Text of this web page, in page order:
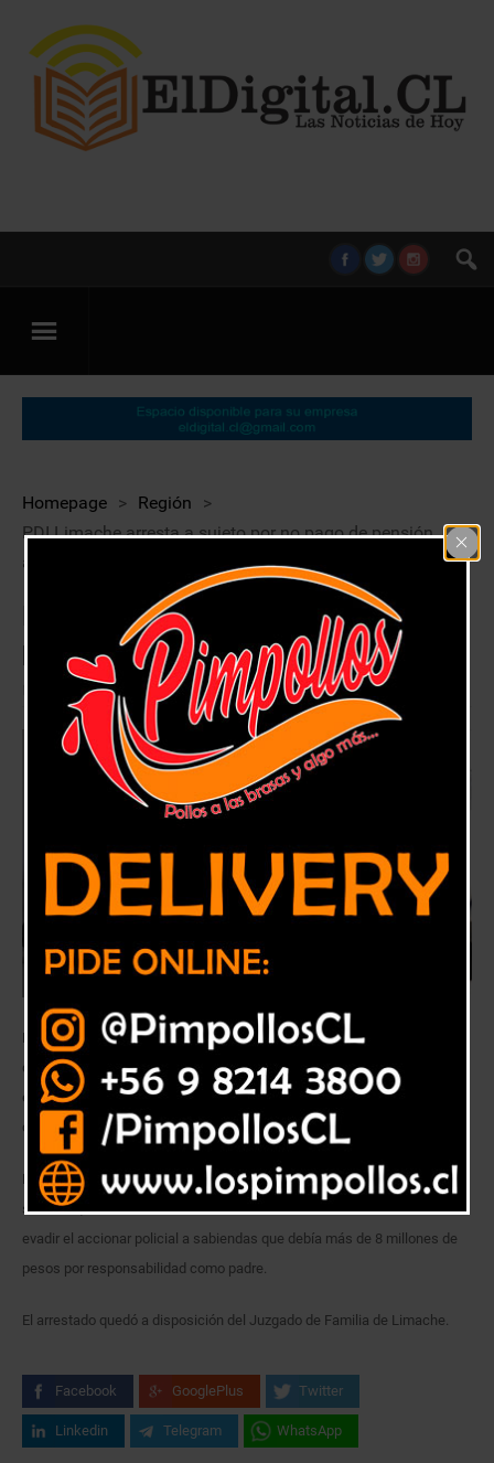
Homepage > Región
>
PDI Limache arresta a sujeto por no pago de pensión
alimenticia
PDI Limache arresta a sujeto por no
pago de pensión alimenticia
1 mayo, 2018 Región
Detectives de la Brigada de Investigación Criminal Limache de la Policía
de Investigaciones de Chile, aprehendieron a un hombre de 54 años de
edad, sobre quien pesaba una orden de arresto pendiente por el
concepto de pensión de alimentos impagas.
El requerido, J.ER.Y., en conocimiento del dictamen judicial decretado en
su contra, cambiaba constantemente de domicilio con la finalidad de
evadir el accionar policial a sabiendas que debía más de 8 millones de
pesos por responsabilidad como padre.
El arrestado quedó a disposición del Juzgado de Familia de Limache.
Facebook GooglePlus Twitter
Linkedin Telegram WhatsApp